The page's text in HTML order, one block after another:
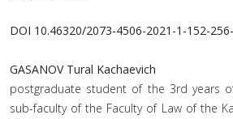
DOI 10.46320/2073-4506-2021-1-152-
GASANOV Tural Kachaevich
postgraduate student of the 3rd years
sub-faculty of the Faculty of Law of the